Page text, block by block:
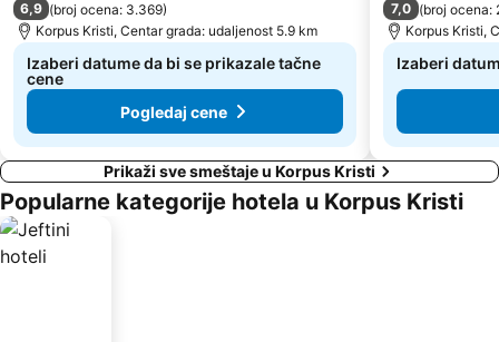
6,9 (broj ocena: 3.369)
Korpus Kristi, Centar grada: udaljenost 5.9 km
Izaberi datume da bi se prikazale tačne
cene
Pogledaj cene
7,0 (broj ocena:
Korpus Kristi,
Izaberi
Prikaži sve smeštaje u Korpus Kristi
Popularne kategorije hotela u Korpus Kristi